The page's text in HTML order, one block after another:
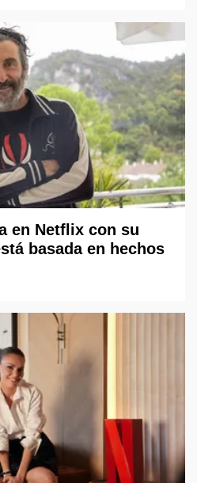
en Netflix con su
basada en hechos